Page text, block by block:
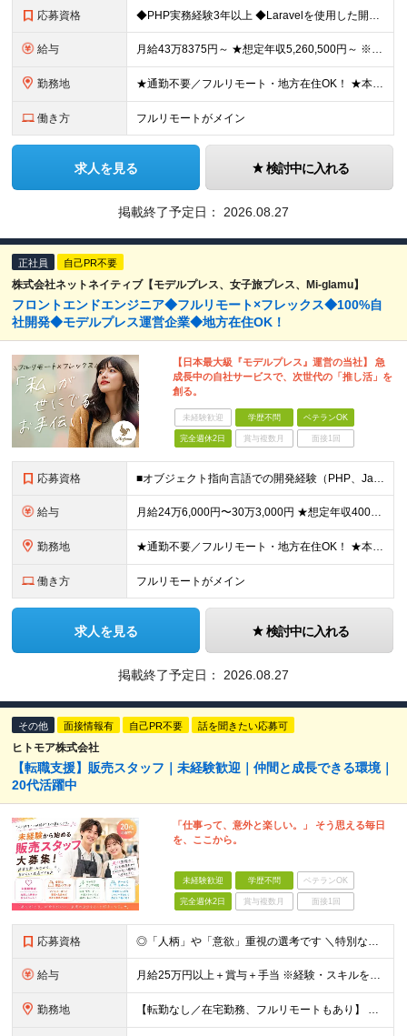
応募資格 ◆PHP実務経験3年以上 ◆Laravelを使用した開発経験3年以上 ※学歴不問 ＼こんな方にピッタリです／ ・主体的にキャッチアップし、自分で調べて業務を進められる方 ・わからないことは積極的に質
給与 月給43万8375円～ ★想定年収5,260,500円～ ※経験・能力等により決定します ※月給には手当(一律)・固定残業（104,375円～/40時間）を含む。超過分は別途支給します ※試用期間（
勤務地 ★通勤不要／フルリモート・地方在住OK！ ★本社は目黒駅最寄り ■本社 東京都品川区上大崎3-14-12 井雅ビル5階 （変更の範囲）なし
働き方 フルリモートがメイン
求人を見る 検討中に入れる
掲載終了予定日： 2026.08.27
正社員 自己PR不要
株式会社ネットネイティブ【モデルプレス、女子旅プレス、Mi-glamu】
フロントエンドエンジニア◆フルリモート×フレックス◆100%自
社開発◆モデルプレス運営企業◆地方在住OK！
【日本最大級『モデルプレス』運営の当社】 急
成長中の自社サービスで、次世代の「推し活」を
創る。
未経験歓迎 学歴不問 ベテランOK
完全週休2日 賞与複数月 面接1回
応募資格 ■オブジェクト指向言語での開発経験（PHP、Java、Ruby、Go、Python、C#など） ■Laravel、Spring Boot、Rails、Djangoなどの利用経験 ■RDB（MySQLな
給与 月給24万6,000円〜30万3,000円 ★想定年収400万円～500万円 ※経験・能力等により決定します ※月給には手当(一律)・固定残業（80,000円～98,750円/40時間）を含む。超過
勤務地 ★通勤不要／フルリモート・地方在住OK！ ★本社は目黒駅最寄り ■本社 東京都品川区上大崎3-14-12 井雅ビル5階 （変更の範囲）なし
働き方 フルリモートがメイン
求人を見る 検討中に入れる
掲載終了予定日： 2026.08.27
その他 面接情報有 自己PR不要 話を聞きたい応募可
ヒトモア株式会社
【転職支援】販売スタッフ｜未経験歓迎｜仲間と成長できる環境｜
20代活躍中
「仕事って、意外と楽しい。」 そう思える毎日
を、ここから。
未経験歓迎 学歴不問 ベテランOK
完全週休2日 賞与複数月 面接1回
応募資格 ◎「人柄」や「意欲」重視の選考です ＼特別なスキル・経験は必要なし／ ￣￣￣￣￣￣￣￣￣￣￣￣￣￣￣￣ ■完全未経験歓迎 ■学歴不問 ■第二新卒歓迎 ■既卒、フリーターの方もOK ＼こんな方が向い
給与 月給25万円以上＋賞与＋手当 ※経験・スキルを考慮して決定します ※インセンティブが発生する案件もあります。 ※企業により内容は一部変更となる可能性があります。 ※試用期間・残業代については、紹介先
勤務地 【転勤なし／在宅勤務、フルリモートもあり】 ≪47都道府県から選べる勤務地≫ 東京、神奈川、埼玉、千葉、大阪、愛知、福岡など好きな地域で働けます！ 【東京・渋谷本社】 〒150-0041 東京都渋谷